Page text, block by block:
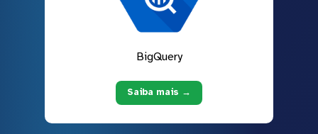
BigQuery
Saiba mais →